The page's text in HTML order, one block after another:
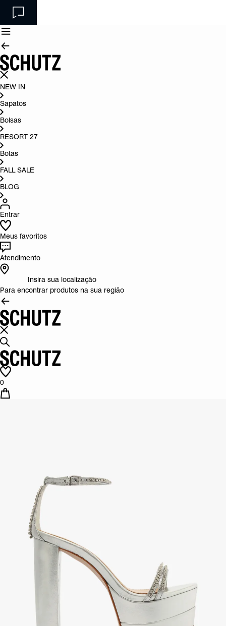
NEW IN
Sapatos
Bolsas
RESORT 27
Botas
FALL SALE
BLOG
Entrar
Meus favoritos
Atendimento
Insira sua localização
Para encontrar produtos na sua região
0